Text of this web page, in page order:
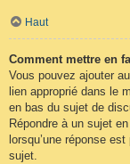
Haut
Comment mettre en
Vous pouvez ajouter
lien approprié dans le
en bas du sujet de
Répondre à un sujet
lorsqu’une réponse
sujet.